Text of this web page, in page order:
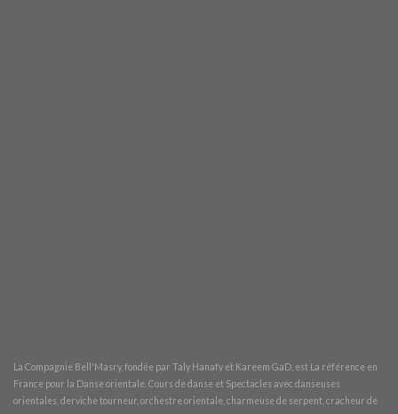
La Compagnie Bell'Masry, fondée par Taly Hanafy et Kareem GaD , est La référence en
France pour la Danse orientale. Cours de danse et Spectacles avec danseuses
orientales, derviche tourneur, orchestre orientale, charmeuse de serpent, cracheur de